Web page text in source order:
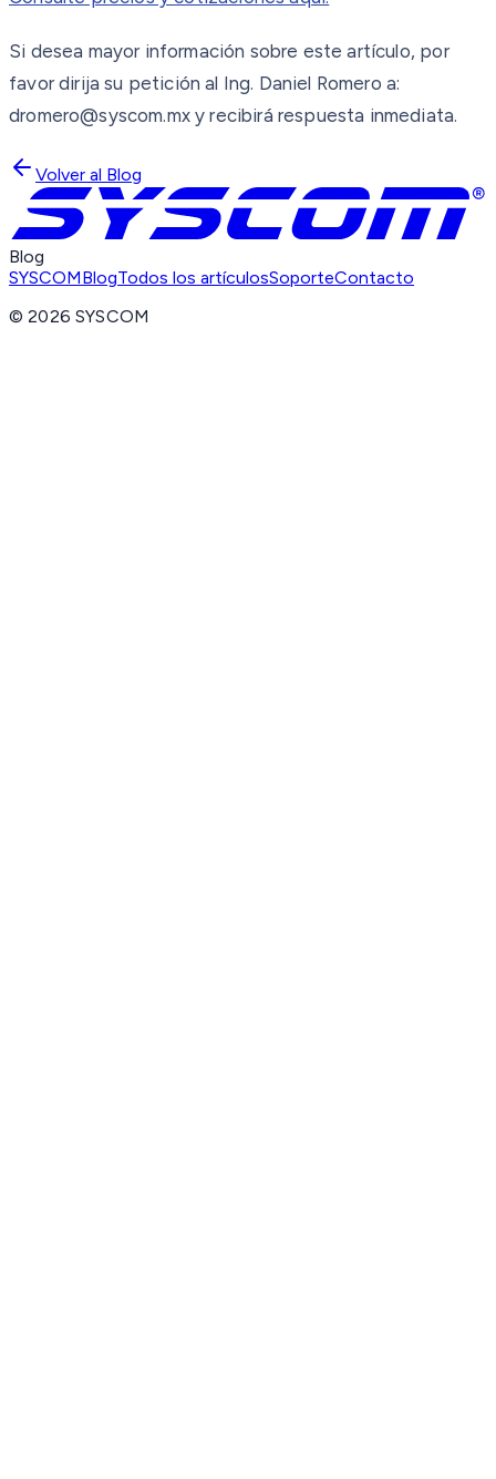
Si desea mayor información sobre este artículo, por
favor dirija su petición al Ing. Daniel Romero a:
dromero@syscom.mx y recibirá respuesta inmediata.
Volver al Blog
Blog
SYSCOMBlogTodos los artículosSoporteContacto
©2026 SYSCOM